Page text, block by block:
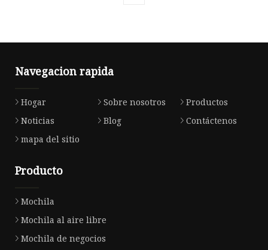
Navegacion rapida
Hogar Sobre nosotros
Productos
Noticias
Blog
Contáctenos
mapa del sitio
Producto
Mochila
Mochila al aire libre
Mochila de negocios